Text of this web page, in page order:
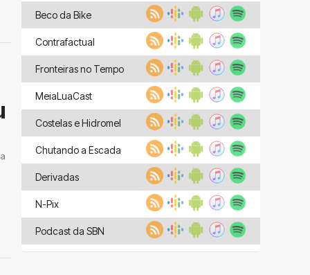
Beco da Bike
Contrafactual
Fronteiras no Tempo
MeiaLuaCast
Costelas e Hidromel
Chutando a Escada
Derivadas
N-Pix
Podcast da SBN